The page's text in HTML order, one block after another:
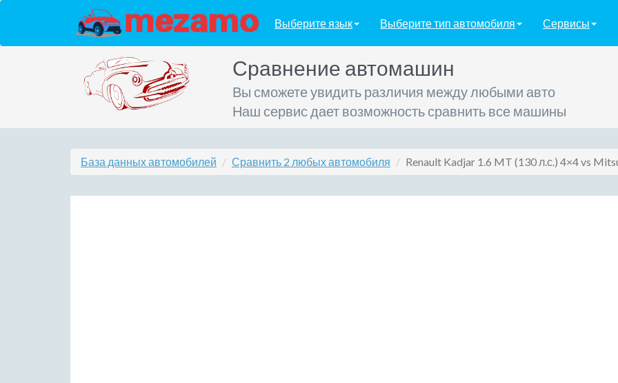
Выберите язык Выберите тип автомобиля Сервисы
Сравнение автомашин
Вы сможете увидить различия между любыми авто
Наш сервис дает возможность сравнить все машины
База данных автомобилей Сравнить 2 любых автомобиля Renault Kadjar 1.6 MT (130 л.с.) 4×4 vs